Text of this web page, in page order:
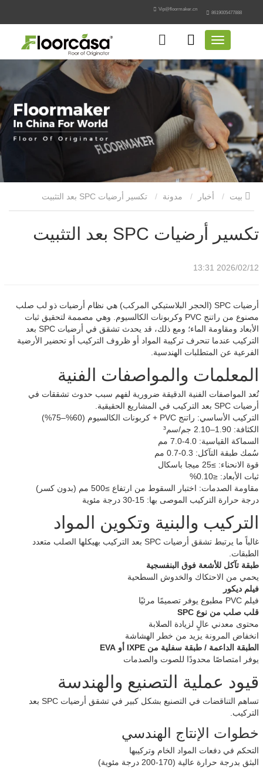
8619005477888
Vip@floormaker.cn
أخبار مدونة
تكسير أرضيات SPC بعد التثبيت
2026/02/12 13:31
أرضيات SPC (الحجر البلاستيكي المركب) هي نظام أرضيات ذو لب صلب
مصنوع من راتنج PVC وكربونات الكالسيوم. وهي مصممة لتحقيق ثبات
الأبعاد ومقاومة الماء؛ ومع ذلك، قد يحدث تشقق في أرضيات SPC بعد
التركيب عندما تنحرف تركيبة المواد أو ظروف التركيب أو تحضير الأرضية
الفرعية عن المتطلبات الهندسية.
المعلمات والمواصفات الفنية
تُعد المواصفات الفنية الدقيقة ضرورية لفهم سبب حدوث تشققات في
أرضيات SPC بعد التركيب في المشاريع الحقيقية.
التركيب الأساسي: راتنج PVC + كربونات الكالسيوم (60%–75%)
الكثافة: 1.90–2.10 جم/سم³
السماكة القياسية: 4.0-7.0 مم
سُمك طبقة التآكل: 0.3-0.7 مم
قوة الانحناء: ≥25 ميجا باسكال
ثبات الأبعاد: ≤0.10%
مقاومة الصدمات: اختبار السقوط من ارتفاع ≥500 مم (بدون كسر)
درجة حرارة التركيب الموصى بها: 15-30 درجة مئوية
التركيب والبنية وتكوين المواد
غالباً ما يرتبط تشقق أرضيات SPC بعد التركيب بهيكلها الصلب متعدد
الطبقات.
طبقة تآكل للأشعة فوق البنفسجية
يحمي من الاحتكاك والخدوش السطحية
فيلم ديكور
فيلم PVC مطبوع يوفر تصميمًا مرئيًا
قلب صلب من نوع SPC
محتوى معدني عالٍ لزيادة الصلابة
انخفاض المرونة يزيد من خطر الهشاشة
الطبقة الداعمة / طبقة سفلية من IXPE أو EVA
يوفر امتصاصًا محدودًا للصوت والصدمات
قيود عملية التصنيع والهندسة
تساهم التناقضات في التصنيع بشكل كبير في تشقق أرضيات SPC بعد
التركيب.
خطوات الإنتاج الهندسي
التحكم في دفعات المواد الخام وتركيبها
البثق بدرجة حرارة عالية (170-200 درجة مئوية)